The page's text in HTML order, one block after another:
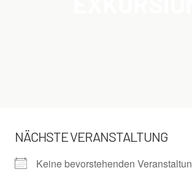
NÄCHSTE VERANSTALTUNG
Keine bevorstehenden